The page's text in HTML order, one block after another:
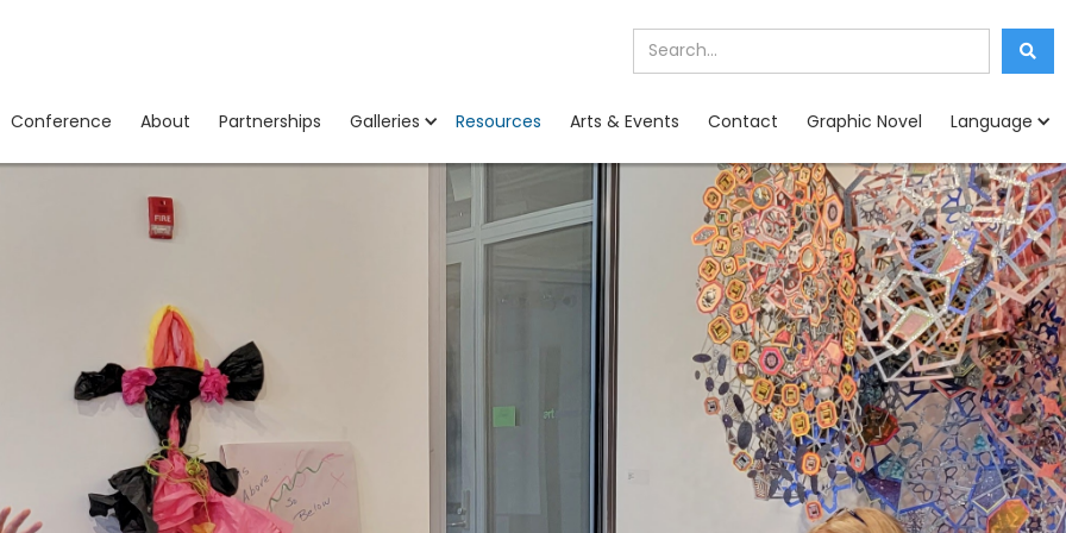
Conference About Partnerships Galleries Resources Arts & Events Contact Graphic Novel Language